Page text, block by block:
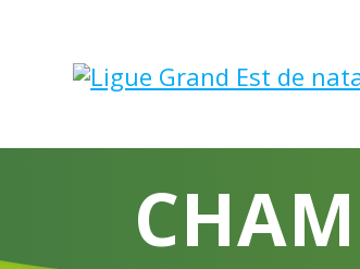
content